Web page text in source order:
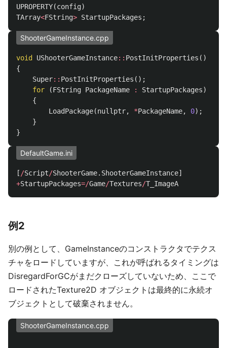
UPROPERTY(config)
TArray<FString> StartupPackages ;
ShooterGameInstance.cpp
void UShooterGameInstance:: PostInitProperties ()
{
Super:: PostInitProperties ();
for
(FString PackageName : StartupPackages)
{
LoadPackage(nullptr, *PackageName, 0);
}
}
DefaultGame.ini
[ /Script/ShooterGame. ShooterGameInstance]
+StartupPackages=/Game/Textures/T_ImageA
例2
別の例として、GameInstanceのコンストラクタでテクス
チャをロードしていますが、これが呼ばれるタイミングは
DisregardForGCがまだクローズしていないため、ここで
ロードされたTexture2D オブジェクトは最終的に永続オ
ブジェクトとして破棄されません。​
ShooterGameInstance.cpp